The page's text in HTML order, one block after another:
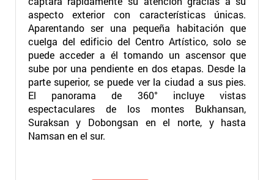
aspecto exterior con características únicas.
Aparentando ser una pequeña habitación que
cuelga del edificio del Centro Artístico, solo se
puede acceder a él tomando un ascensor que
sube por una pendiente en dos etapas. Desde la
parte superior, se puede ver la ciudad a sus pies.
El panorama de 360° incluye vistas
espectaculares de los montes Bukhansan,
Suraksan y Dobongsan en el norte, y hasta
Namsan en el sur.